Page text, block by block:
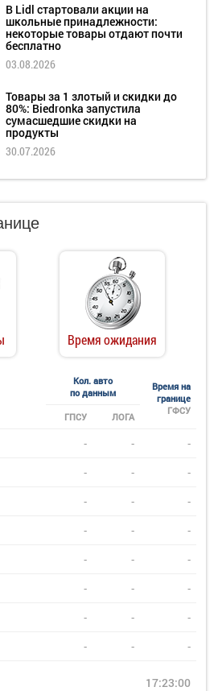
В Lidl стартовали акции на
школьные принадлежности:
некоторые товары отдают почти
бесплатно
03.08.2026
Товары за 1 злотый и скидки до
80%: Biedronka запустила
сумасшедшие скидки на
продукты
30.07.2026
Время ожидания
Кол. авто
по данным
Время на
границе
ГФСУ
ГПСУ ЛОГА
- - -
- - -
- - -
- - -
- - -
- - -
- - -
- - -
17:23:00